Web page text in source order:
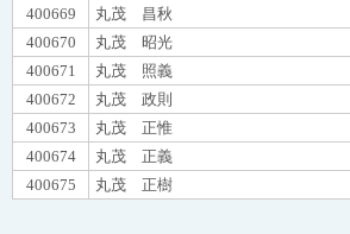
400669
丸茂 昌秋
400670
丸茂 昭光
400671
丸茂 照義
400672
丸茂 政則
400673
丸茂 正惟
400674
丸茂 正義
400675
丸茂 正樹